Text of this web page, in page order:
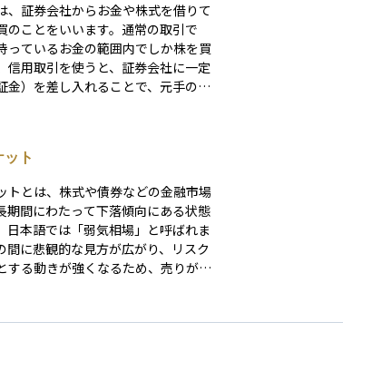
、証券会社からお金や株式を借りて
のことをいいます。通常の取引で
っているお金の範囲内でしか株を買
信用取引を使うと、証券会社に一定
金）を差し入れることで、元手の数
め、リスクも高くなります。信用取
「買う」だけでなく、持っていない
空売り）」こともできるため、相場
でも利益を狙うことが可能です。初
は魅力的に映るかもしれませんが、
場の見通しに自信がない段階では慎
上級者向けの取引手法です。
ト
トとは、株式や債券などの金融市場
期間にわたって下落傾向にある状態
日本語では「弱気相場」と呼ばれま
間に悲観的な見方が広がり、リスク
する動きが強くなるため、売りが優
かけになることが多く、投資家心理